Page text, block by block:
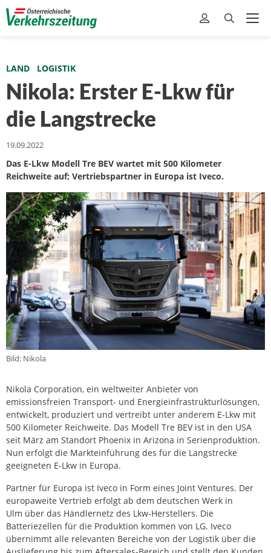
LAND LOGISTIK
Nikola: Erster E-Lkw für
die Langstrecke
19.09.2022
Das E-Lkw Modell Tre BEV wartet mit 500 Kilometer
Reichweite auf; Vertriebspartner in Europa ist Iveco.
Bild: Nikola
Nikola Corporation, ein weltweiter Anbieter von
emissionsfreien Transport- und Energieinfrastrukturlösungen,
entwickelt, produziert und vertreibt unter anderem E-Lkw mit
500 Kilometer Reichweite. Das Modell Tre BEV ist in den USA
seit März am Standort Phoenix in Arizona in Serienproduktion.
Nun erfolgt die Markteinführung des für die Langstrecke
geeigneten E-Lkw in Europa.
Partner für Europa ist Iveco in Form eines Joint Ventures. Der
europaweite Vertrieb erfolgt ab dem deutschen Werk in
Ulm über das Händlernetz des Lkw-Herstellers. Die
Batteriezellen für die Produktion kommen von LG. Iveco
übernimmt alle relevanten Bereiche von der Logistik über die